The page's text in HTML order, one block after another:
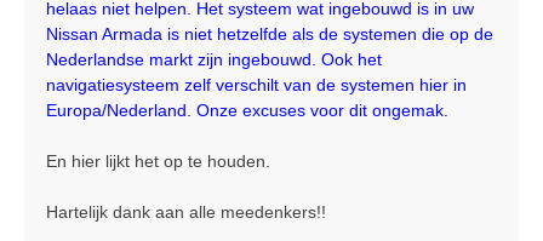
helaas niet helpen. Het systeem wat ingebouwd is in uw
Nissan Armada is niet hetzelfde als de systemen die op de
Nederlandse markt zijn ingebouwd. Ook het
navigatiesysteem zelf verschilt van de systemen hier in
Europa/Nederland. Onze excuses voor dit ongemak.
En hier lijkt het op te houden.
Hartelijk dank aan alle meedenkers!!